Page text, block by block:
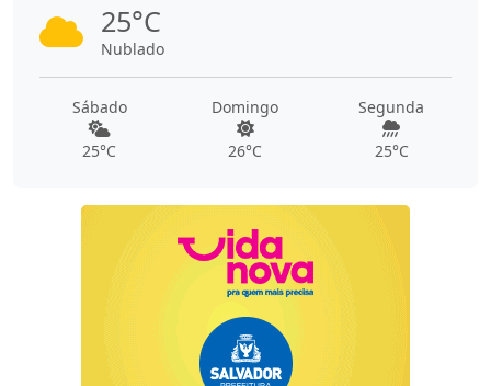
25°C
Nublado
Sábado
25°C
Domingo
26°C
Segunda
25°C